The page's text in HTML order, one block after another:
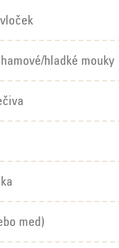
hladké mouky
med)